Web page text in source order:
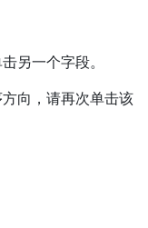
另一个字段。
方向，请再次单击该